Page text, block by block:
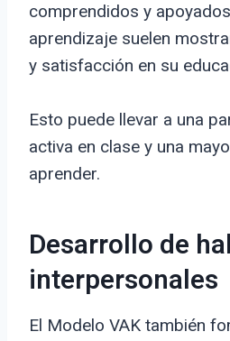
comprendidos y
aprendizaje suelen
y satisfacción en su
Esto puede llevar a una
activa en clase y una
aprender.
Desarrollo de
interpersonales
El Modelo VAK también